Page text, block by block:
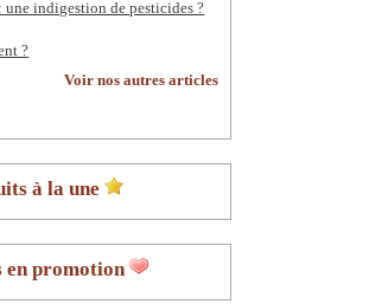
une indigestion de pesticides ?
?
Voir nos autres articles
à la une
promotion